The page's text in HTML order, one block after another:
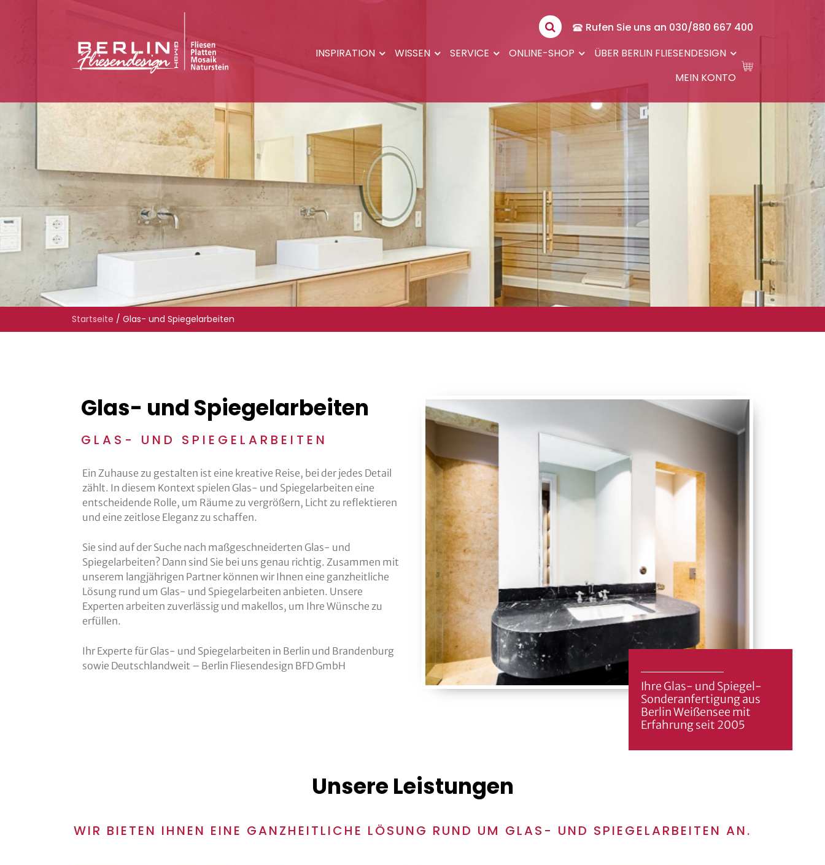
Rufen Sie uns an 030/880 667 400
INSPIRATION
WISSEN SERVICE ONLINE-SHOP
ÜBER BERLIN FLIESENDESIGN
MEIN KONTO
Startseite / Glas- und Spiegelarbeiten
Glas- und Spiegelarbeiten
GLAS- UND SPIEGELARBEITEN
Ein Zuhause zu gestalten ist eine kreative Reise, bei der jedes Detail
zählt. In diesem Kontext spielen Glas- und Spiegelarbeiten eine
entscheidende Rolle, um Räume zu vergrößern, Licht zu reflektieren
und eine zeitlose Eleganz zu schaffen.
Sie sind auf der Suche nach maßgeschneiderten Glas- und
Spiegelarbeiten? Dann sind Sie bei uns genau richtig. Zusammen mit
unserem langjährigen Partner können wir Ihnen eine ganzheitliche
Lösung rund um Glas- und Spiegelarbeiten anbieten. Unsere
Experten arbeiten zuverlässig und makellos, um Ihre Wünsche zu
erfüllen.
Ihr Experte für Glas- und Spiegelarbeiten in Berlin und Brandenburg
sowie Deutschlandweit – Berlin Fliesendesign BFD GmbH
Ihre Glas- und Spiegel-
Sonderanfertigung aus
Berlin Weißensee mit
Erfahrung seit 2005
Unsere Leistungen
WIR BIETEN IHNEN EINE GANZHEITLICHE LÖSUNG RUND UM GLAS- UND SPIEGELARBEITEN AN.